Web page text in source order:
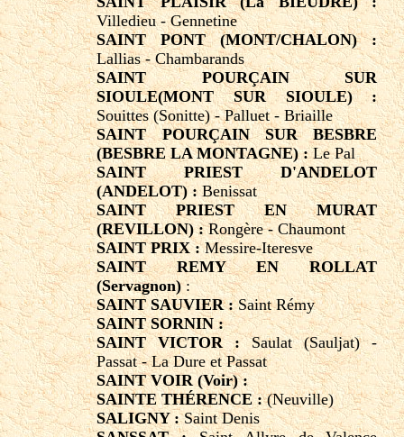
Villedieu - Gennetine
SAINT PONT (MONT/CHALON) :
Lallias - Chambarands
SAINT POURÇAIN SUR
SIOULE(MONT SUR SIOULE) :
Souittes (Sonitte) - Palluet - Briaille
SAINT POURÇAIN SUR BESBRE
(BESBRE LA MONTAGNE) :Le Pal
SAINT PRIEST D'ANDELOT
(ANDELOT) :Benissat
SAINT PRIEST EN MURAT
(REVILLON) :Rongère - Chaumont
SAINT PRIX :Messire-Iteresve
SAINT REMY EN ROLLAT
(Servagnon):
SAINT SAUVIER :Saint Rémy
SAINT SORNIN :
SAINT VICTOR :Saulat (Sauljat) -
Passat - La Dure et Passat
SAINT VOIR (Voir) :
SAINTE THÉRENCE :(Neuville)
SALIGNY :Saint Denis